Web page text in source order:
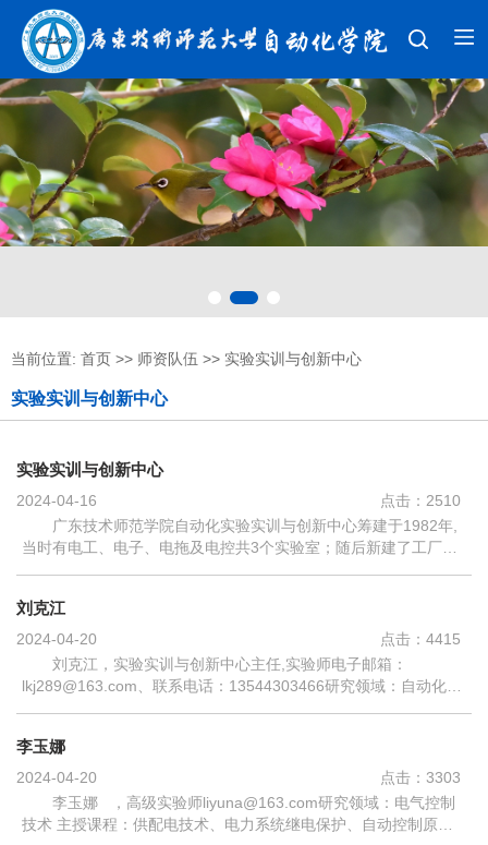
当前位置: 首页 >> 师资队伍 >> 实验实训与创新中心
实验实训与创新中心
实验实训与创新中心
2024-04-16 点击： 2510
广东技术师范学院自动化实验实训与创新中心筹建于1982年,
当时有电工、电子、电拖及电控共3个实验室；随后新建了工厂电
刘克江
2024-04-20 点击： 4415
刘克江，实验实训与创新中心主任,实验师电子邮箱：
lkj289@163.com、联系电话：13544303466研究领域：自动化系
李玉娜
2024-04-20 点击： 3303
李玉娜 ，高级实验师liyuna@163.com研究领域：电气控制
技术 主授课程：供配电技术、电力系统继电保护、自动控制原